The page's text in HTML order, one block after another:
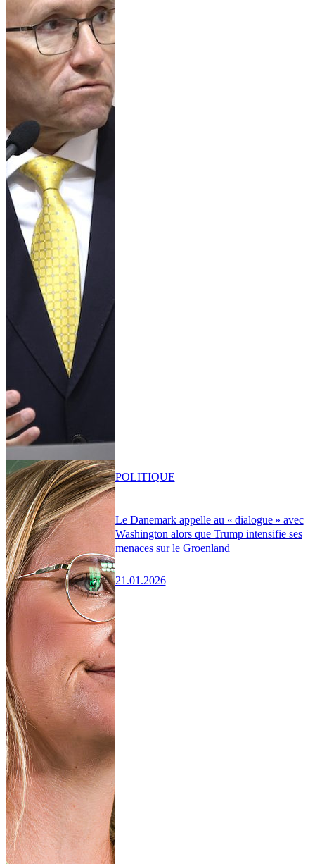
Le Danemark appelle au « dialogue » avec
Washington alors que Trump intensifie ses
menaces sur le Groenland
21.01.2026
POLITIQUE